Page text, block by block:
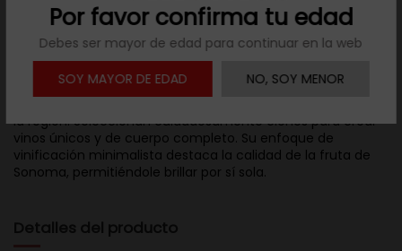
Por favor confirma tu edad
Debes ser mayor de edad para continuar en la web
SOY MAYOR DE EDAD
NO, SOY MENOR
Descripción
El vino Head High proviene en su totalidad del condado de
la región. Seleccionan cuidadosamente clones para crear
vinos únicos y de cuerpo completo. Su enfoque de
vinificación minimalista destaca la calidad de la fruta de
Sonoma, permitiéndole brillar por sí sola.
Detalles del producto